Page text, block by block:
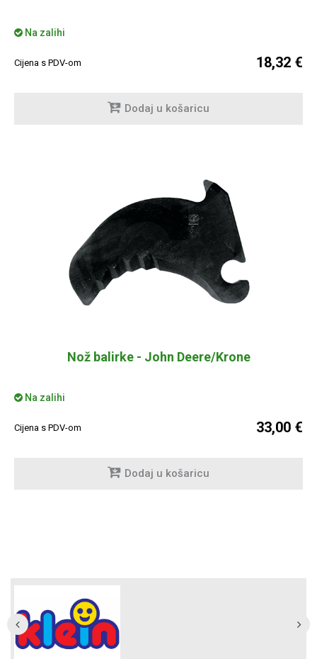
Na zalihi
Cijena s PDV-om 18,32 €
Dodaj u košaricu
Nož balirke - John Deere/Krone
Na zalihi
Cijena s PDV-om 33,00 €
Dodaj u košaricu